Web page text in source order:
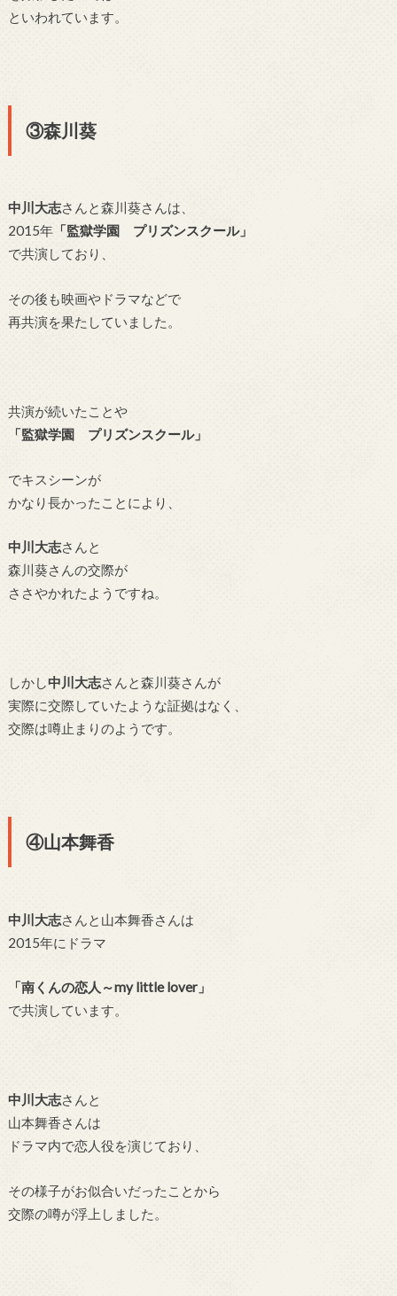
といわれています。
③森川葵
中川大志さんと森川葵さんは、
2015年「監獄学園 プリズンスクール」
で共演しており、
その後も映画やドラマなどで
再共演を果たしていました。
共演が続いたことや
「監獄学園 プリズンスクール」
でキスシーンが
かなり長かったことにより、
中川大志さんと
森川葵さんの交際が
ささやかれたようですね。
しかし中川大志さんと森川葵さんが
実際に交際していたような証拠はなく、
交際は噂止まりのようです。
④山本舞香
中川大志さんと山本舞香さんは
2015年にドラマ
「南くんの恋人～my little lover」
で共演しています。
中川大志さんと
山本舞香さんは
ドラマ内で恋人役を演じており、
その様子がお似合いだったことから
交際の噂が浮上しました。